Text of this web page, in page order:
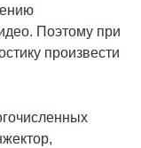
Поэтому при
произвести